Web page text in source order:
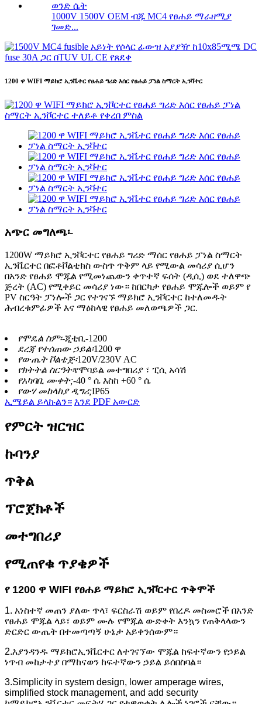
1000V 1500V OEM ብጁ MC4 የፀሐይ ማራዘሚያ
ገመድ...
1200 ዋ WIFI ማይክሮ ኢንቬተር የፀሐይ ግሪድ እሰር የፀሐይ ፓነል ስማርት ኢንቫተር
አጭር መግለጫ፡-
1200W ማይክሮ ኢንቮርተር የፀሐይ ግሪድ ማሰር የፀሐይ ፓነል ስማርት
ኢንቬርተር በፎቶቮልቲክስ ውስጥ ጥቅም ላይ የሚውል መሳሪያ ሲሆን
በአንድ የፀሐይ ሞጁል የሚመነጨውን ቀጥተኛ ፍሰት (ዲሲ) ወደ ተለዋጭ
ጅረት (AC) የሚቀይር መሳሪያ ነው። ከበርካታ የፀሐይ ሞጁሎች ወይም የ
PV ስርዓት ፓነሎች ጋር የተገናኙ ማይክሮ ኢንቮርተር ከተለመዱት
ሕብረቁምፊዎች እና ማዕከላዊ የፀሐይ መለወጫዎች ጋር.
የሞዴል ስም፡-ጂቲቢ-1200
ደረጃ የተሰጠው ኃይል፡1200 ዋ
የውጤት ቮልቴጅ፡120V/230V AC
የክትትል ስርዓት፡የሞባይል መተግበሪያ ፣ ፒሲ አሳሽ
የአካባቢ ሙቀት;-40 ° ሴ እስከ +60 ° ሴ
የውሃ መከላከያ ዲግሪ;IP65
ኢሜይል ይላኩልን። እንደ PDF አውርድ
የምርት ዝርዝር
ኩባንያ
ጥቅል
ፕሮጀክቶች
መተግበሪያ
የሚጠየቁ ጥያቄዎች
የ 1200 ዋ WIFI የፀሐይ ማይክሮ ኢንቮርተር ጥቅሞች
1. አነስተኛ መጠን ያለው ጥላ፣ ፍርስራሽ ወይም የበረዶ መስመሮች በአንድ
የፀሐይ ሞጁል ላይ፣ ወይም ሙሉ የሞጁል ውድቀት እንኳን የጠቅላላውን
ድርድር ውጤት በተመጣጣኝ ሁኔታ አይቀንሰውም።
2.እያንዳንዱ ማይክሮኢንቬርተር ለተገናኘው ሞጁል ከፍተኛውን የኃይል
ነጥብ መከታተያ በማከናወን ከፍተኛውን ኃይል ይሰበስባል።
3.Simplicity in system design, lower amperage wires,
simplified stock management, and add security